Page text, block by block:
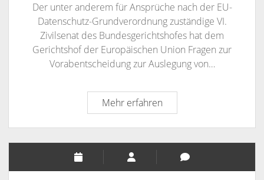
1
UrhG
geschützte
Recht
des
auf
Anerkennung
Der unter anderem für Ansprüche nach der EU-
Datenschutz-Grundverordnung zuständige VI.
Zivilsenat des Bundesgerichtshofes hat dem
Gerichtshof der Europäischen Union Fragen zur
Vorabentscheidung zur Auslegung von…
Mehr erfahrenBundesgerichtshof
legt
dem
Gerichtshof
Europäischen